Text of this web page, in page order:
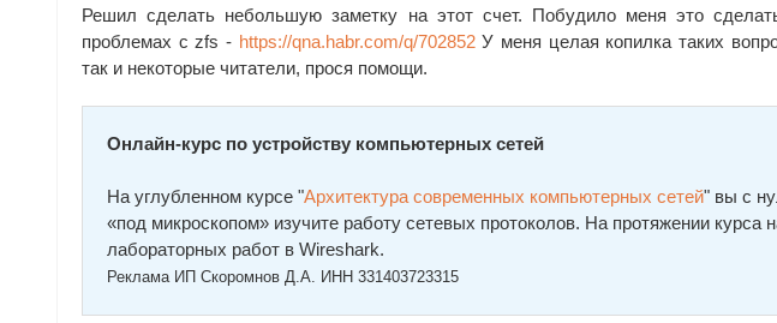
Решил сделать небольшую заметку на этот счет. Побудило меня это
проблемах с zfs - https://qna.habr.com/q/702852У меня целая копилка таких
так и некоторые читатели, прося помощи.
Онлайн-курс по устройству компьютерных сетей
На углубленном курсе "Архитектура современных компьютерных сетей" вы с
«под микроскопом» изучите работу сетевых протоколов. На протяжении курса
лабораторных работ в Wireshark.
Реклама ИП Скоромнов Д.А. ИНН 331403723315